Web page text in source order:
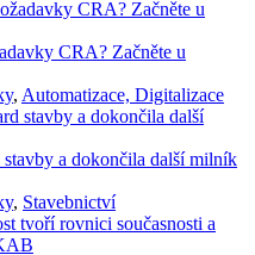
CRA? Začněte u
, Automatizace, Digitalizace
a dokončila další milník
, Stavebnictví